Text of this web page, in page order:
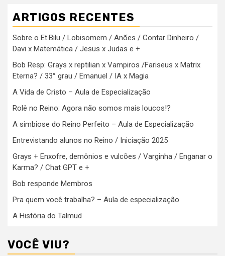
ARTIGOS RECENTES
Sobre o Et.Bilu / Lobisomem / Anões / Contar Dinheiro /
Davi x Matemática / Jesus x Judas e +
Bob Resp: Grays x reptilian x Vampiros /Fariseus x Matrix
Eterna? / 33° grau / Emanuel / IA x Magia
A Vida de Cristo – Aula de Especialização
Rolê no Reino: Agora não somos mais loucos!?
A simbiose do Reino Perfeito – Aula de Especialização
Entrevistando alunos no Reino / Iniciação 2025
Grays + Enxofre, demônios e vulcões / Varginha / Enganar o
Karma? / Chat GPT e +
Bob responde Membros
Pra quem você trabalha? – Aula de especialização
A História do Talmud
VOCÊ VIU?